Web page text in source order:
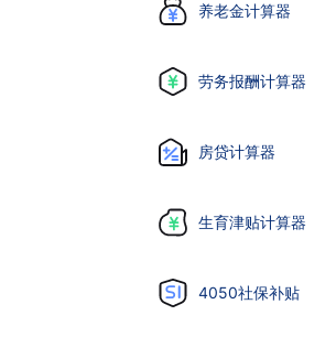
养老金计算器
劳务报酬计算器
房贷计算器
生育津贴计算器
4050社保补贴